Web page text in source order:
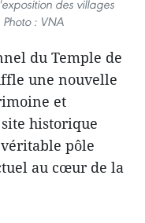
des villages
: VNA
du Temple de
une nouvelle
et
historique
pôle
au cœur de la